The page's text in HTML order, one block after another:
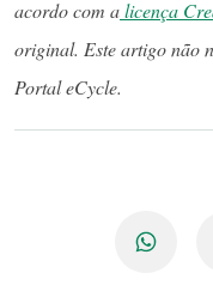
acordo com alicença
original. Este artigo não
Portal eCycle.